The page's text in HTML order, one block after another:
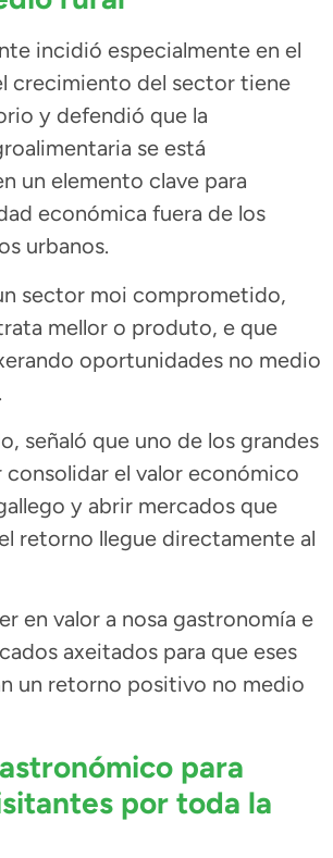
incidió especialmente en el
crecimiento del sector tiene
y defendió que la
se está
un elemento clave para
económica fuera de los
urbanos.
sector moi comprometido,
mellor o produto, e que
oportunidades no medio
señaló que uno de los grandes
consolidar el valor económico
y abrir mercados que
retorno llegue directamente al
en valor a nosa gastronomía e
axeitados para que eses
un retorno positivo no medio
para
por toda la